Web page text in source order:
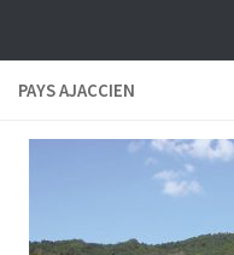
PAYS AJACCIEN